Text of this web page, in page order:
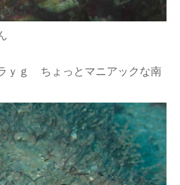
ｙｇ ちょっとマニアックな南